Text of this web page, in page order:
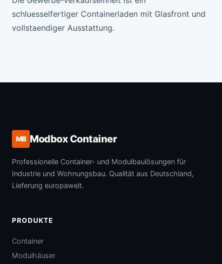
schluesselfertiger Containerladen mit Glasfront und
vollstaendiger Ausstattung.
MB Modbox Container
Professionelle Container- und Modulbaulösungen für
Industrie und Wohnungsbau. Qualität aus Deutschland,
Lieferung europaweit.
PRODUKTE
Container
Modulhäuser